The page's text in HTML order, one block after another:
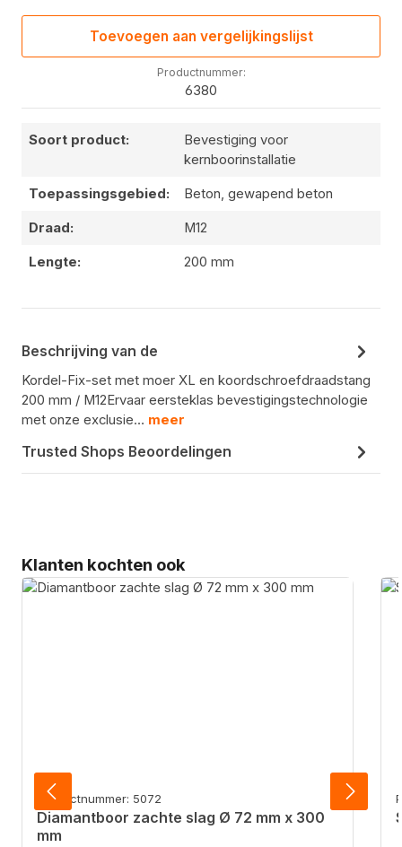
Toevoegen aan vergelijkingslijst
Productnummer:
6380
Soort product:
Bevestiging voor
kernboorinstallatie
Toepassingsgebied: Beton, gewapend beton
Draad: M12
Lengte: 200 mm
Beschrijving van de
Kordel-Fix-set met moer XL en koordschroefdraadstang
200 mm / M12Ervaar eersteklas bevestigingstechnologie
met onze exclusie… meer
Trusted Shops Beoordelingen
Productgalerij overslaan
Klanten kochten ook
Productnummer: 5072
Diamantboor zachte slag Ø 72 mm x 300
mm